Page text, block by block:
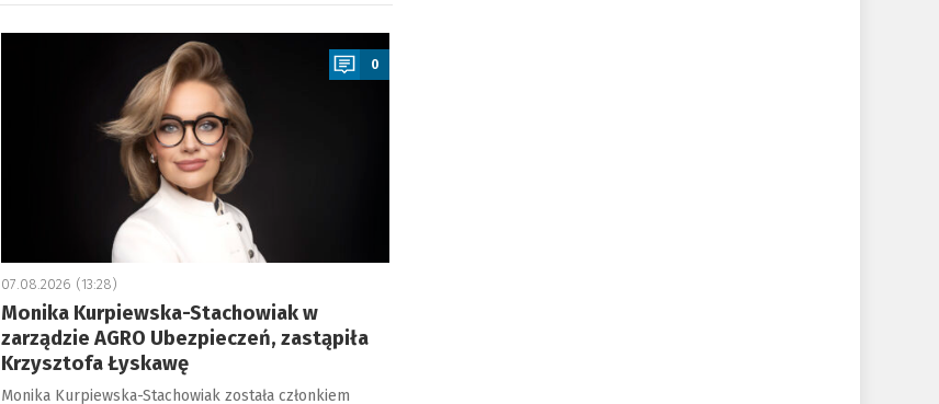
a
0
07.08.2026 (13:28)
Monika Kurpiewska-Stachowiak w
zarządzie AGRO Ubezpieczeń, zastąpiła
Krzysztofa Łyskawę
Monika Kurpiewska-Stachowiak została członkiem